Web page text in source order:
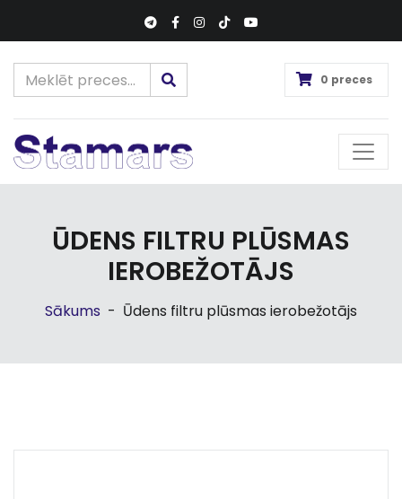
0 preces
ŪDENS FILTRU PLŪSMAS
IEROBEŽOTĀJS
Sākums - Ūdens filtru plūsmas ierobežotājs